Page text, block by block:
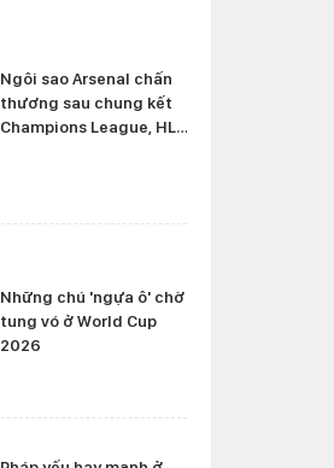
Ngôi sao Arsenal chấn
thương sau chung kết
Champions League, HLV
Những chú 'ngựa ô' chờ
tung vó ở World Cup
2026